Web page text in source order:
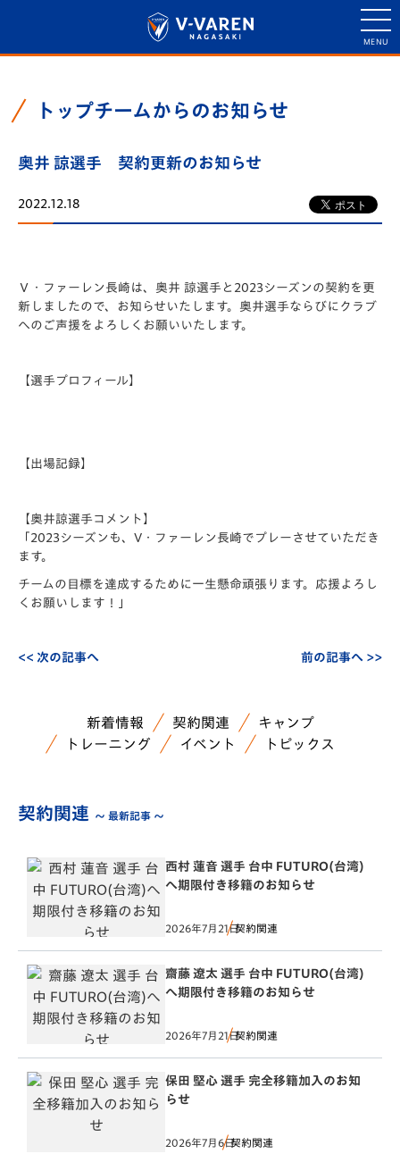
トップチームからのお知らせ
奥井 諒選手 契約更新のお知らせ
2022.12.18
Ｖ・ファーレン長崎は、奥井 諒選手と2023シーズンの契約を更
新しましたので、お知らせいたします。奥井選手ならびにクラブ
へのご声援をよろしくお願いいたします。
【選手プロフィール】
【出場記録】
【奥井諒選手コメント】
「2023シーズンも、V・ファーレン長崎でプレーさせていただき
ます。
チームの目標を達成するために一生懸命頑張ります。応援よろし
くお願いします！」
<< 次の記事へ 前の記事へ >>
新着情報 契約関連
キャンプ
トレーニング
イベント トピックス
契約関連 ～ 最新記事 ～
西村 蓮音 選手 台中 FUTURO(台湾)
へ期限付き移籍のお知らせ
2026年7月21日契約関連
齋藤 遼太 選手 台中 FUTURO(台湾)
へ期限付き移籍のお知らせ
2026年7月21日契約関連
保田 堅心 選手 完全移籍加入のお知
らせ
2026年7月6日契約関連